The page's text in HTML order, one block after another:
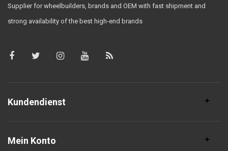
Supplier for wheelbuilders, brands and OEM with fast shipment and
strong availability of the best high-end brands
Kundendienst
Mein Konto